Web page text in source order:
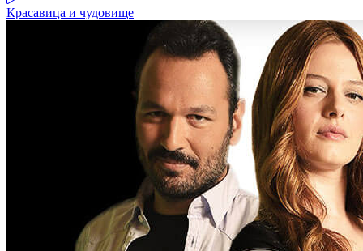
Красавица и чудовище